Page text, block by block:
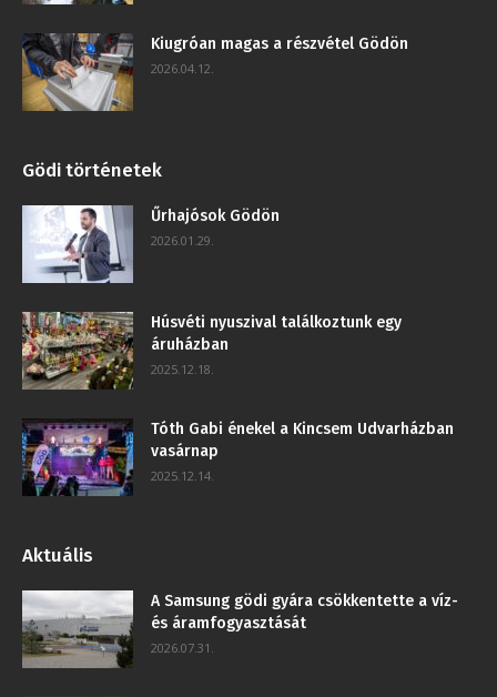
Kiugróan magas a részvétel Gödön
2026.04.12.
Gödi történetek
Űrhajósok Gödön
2026.01.29.
Húsvéti nyuszival találkoztunk egy
áruházban
2025.12.18.
Tóth Gabi énekel a Kincsem Udvarházban
vasárnap
2025.12.14.
Aktuális
A Samsung gödi gyára csökkentette a víz-
és áramfogyasztását
2026.07.31.